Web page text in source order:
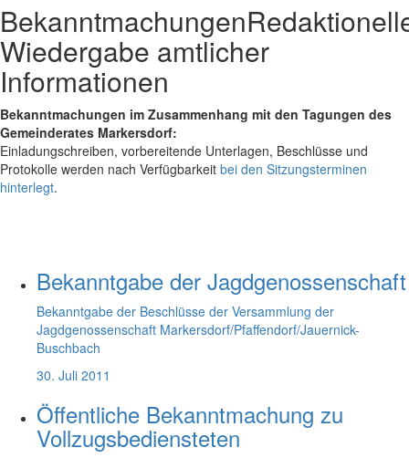
Bekanntmachungen
Wiedergabe amtlicher
Informationen
Bekanntmachungen im Zusammenhang mit den Tagungen des
Gemeinderates Markersdorf:
Einladungschreiben, vorbereitende Unterlagen, Beschlüsse und
Protokolle werden nach Verfügbarkeit bei den Sitzungsterminen
hinterlegt.
Bekanntgabe der Jagdgenossenschaft
Bekanntgabe der Beschlüsse der Versammlung der
Jagdgenossenschaft Markersdorf/Pfaffendorf/Jauernick-
Buschbach
30. Juli 2011
Öffentliche Bekanntmachung zu
Vollzugsbediensteten